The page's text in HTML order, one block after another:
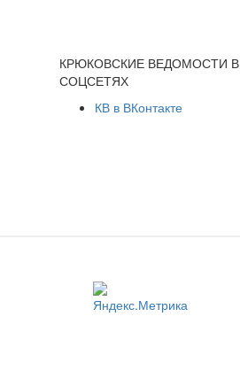
КРЮКОВСКИЕ ВЕДОМОСТИ В
СОЦСЕТЯХ
КВ в ВКонтакте